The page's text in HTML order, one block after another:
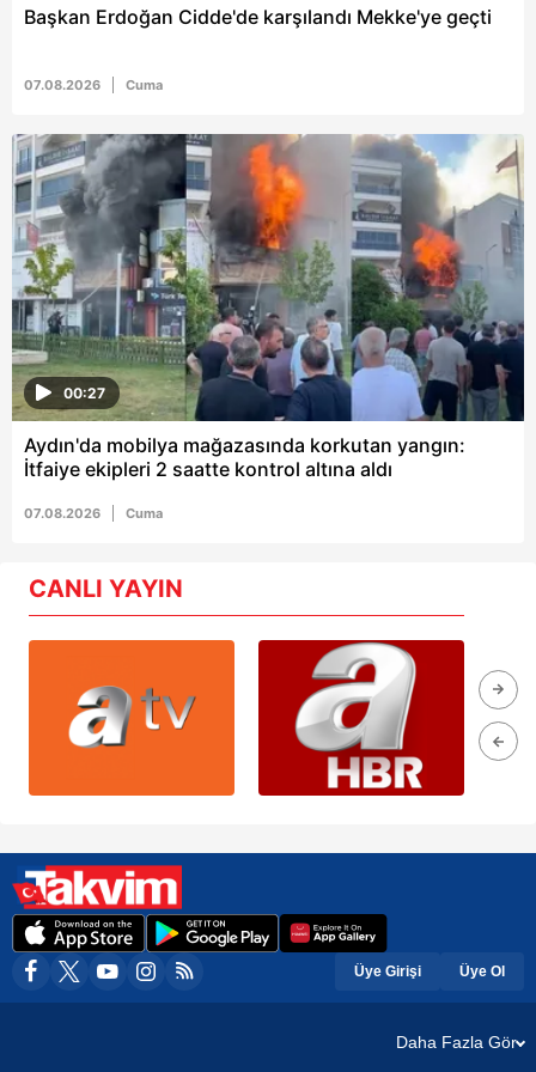
Başkan Erdoğan Cidde'de karşılandı Mekke'ye geçti
07.08.2026 Cuma
00:27
Aydın'da mobilya mağazasında korkutan yangın:
İtfaiye ekipleri 2 saatte kontrol altına aldı
07.08.2026 Cuma
CANLI YAYIN
Üye Girişi Üye Ol
Daha Fazla Gör